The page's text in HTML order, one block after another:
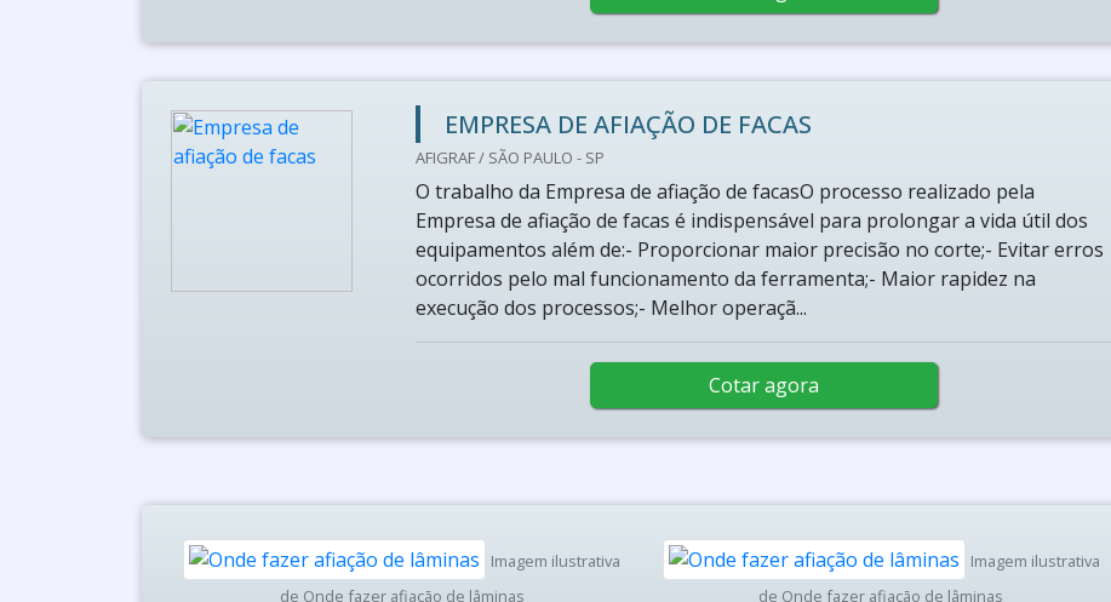
EMPRESA DE AFIAÇÃO DE FACAS
AFIGRAF / SÃO PAULO - SP
O trabalho da Empresa de afiação de facasO processo realizado pela
Empresa de afiação de facas é indispensável para prolongar a vida útil dos
equipamentos além de:- Proporcionar maior precisão no corte;- Evitar erros
ocorridos pelo mal funcionamento da ferramenta;- Maior rapidez na
execução dos processos;- Melhor operaçã...
Cotar agora
Imagem ilustrativa
de Onde fazer afiação de lâminas
Imagem ilustrativa
de Onde fazer afiação de lâminas